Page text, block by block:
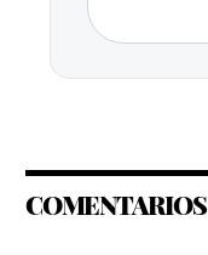
COMENTARIOS